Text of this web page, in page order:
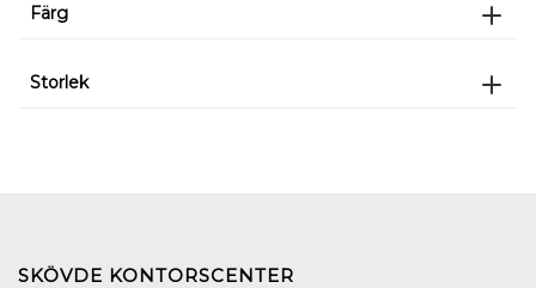
Färg
Storlek
SKÖVDE KONTORSCENTER